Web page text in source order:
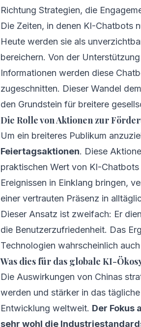
Richtung Strategien, die
Die Zeiten, in denen KI-Chatbots
Heute werden sie als
bereichern. Von der
Informationen werden diese
zugeschnitten. Dieser Wandel
den Grundstein für breitere
Die Rolle von Aktionen zur
Um ein breiteres Publikum
Feiertagsaktionen. Diese
praktischen Wert von KI-
Ereignissen in Einklang bringen,
einer vertrauten Präsenz in
Dieser Ansatz ist zweifach: Er
die Benutzerzufriedenheit. Das
Technologien wahrscheinlich
Was dies für das globale KI-
Die Auswirkungen von Chinas
werden und stärker in das
Entwicklung weltweit. Der Fokus
sehr wohl die